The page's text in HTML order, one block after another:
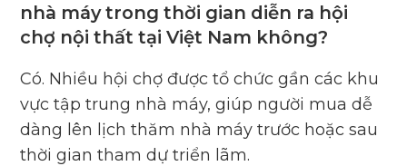
nhà máy trong thời gian diễn ra hội
chợ nội thất tại Việt Nam không?
Có. Nhiều hội chợ được tổ chức gần các khu
vực tập trung nhà máy, giúp người mua dễ
dàng lên lịch thăm nhà máy trước hoặc sau
thời gian tham dự triển lãm.